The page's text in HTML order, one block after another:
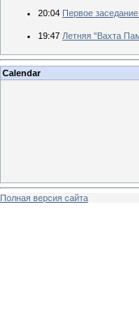
20:04 Первое
19:47 Летняя "Вахта
Calendar
Полная версия сайта